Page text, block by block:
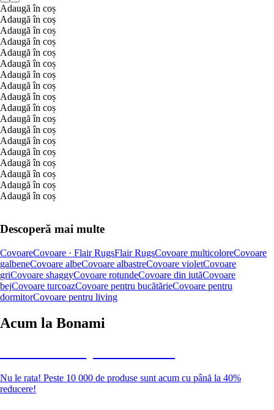
Adaugă în coș
Adaugă în coș
Adaugă în coș
Adaugă în coș
Adaugă în coș
Adaugă în coș
Adaugă în coș
Adaugă în coș
Adaugă în coș
Adaugă în coș
Adaugă în coș
Adaugă în coș
Adaugă în coș
Adaugă în coș
Adaugă în coș
Adaugă în coș
Adaugă în coș
Adaugă în coș
Descoperă mai multe
CovoareCovoare · Flair RugsFlair RugsCovoare multicoloreCovoare
galbeneCovoare albeCovoare albastreCovoare violetCovoare
griCovoare shaggyCovoare rotundeCovoare din iutăCovoare
bejCovoare turcoazCovoare pentru bucătărieCovoare pentru
dormitorCovoare pentru living
Acum la Bonami
Nu le rata! Peste 10 000 de produse sunt acum cu până la 40%
reducere!